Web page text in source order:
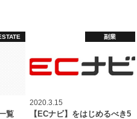
覧
副業
2020.3.15
【ECナビ】をはじめるべき5